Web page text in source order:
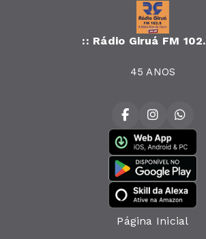
:: Rádio Giruá FM
45 ANOS
Página Inicial